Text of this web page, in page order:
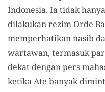
Indonesia. Ia tidak
dilakukan rezim Orde
memperhatikan nasib
wartawan, termasuk
dekat dengan pers
ketika Ate banyak